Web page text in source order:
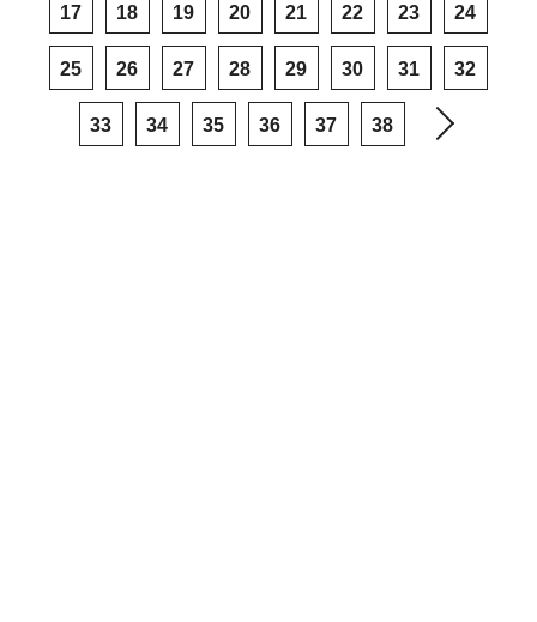
17 18 19 20 21 22 23 24
25 26 27 28 29 30 31 32
33 34 35 36 37 38